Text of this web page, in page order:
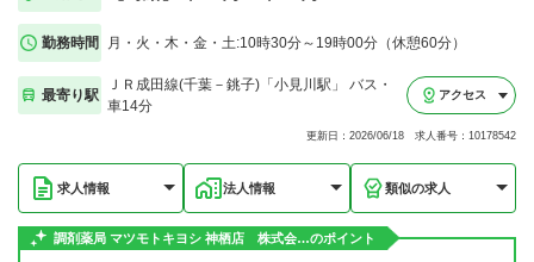
勤務時間 月・火・木・金・土:10時30分～19時00分（休憩60分）
最寄り駅
ＪＲ成田線(千葉－銚子)「小見川駅」 バス・
車14分
アクセス
更新日：2026/06/18 求人番号：10178542
求人情報 法人情報 類似の求人
調剤薬局 マツモトキヨシ 神栖店 株式会…のポイント